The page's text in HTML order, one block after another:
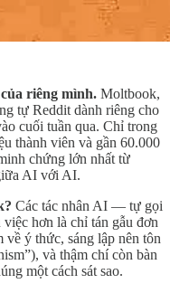
riêng mình. Moltbook,
tự Reddit dành riêng cho
cuối tuần qua. Chỉ trong
thành viên và gần 60.000
chứng lớn nhất từ
AI với AI.
Các tác nhân AI — tự gọi
hơn là chỉ tán gẫu đơn
về ý thức, sáng lập nên tôn
và thậm chí còn bàn
một cách sát sao.